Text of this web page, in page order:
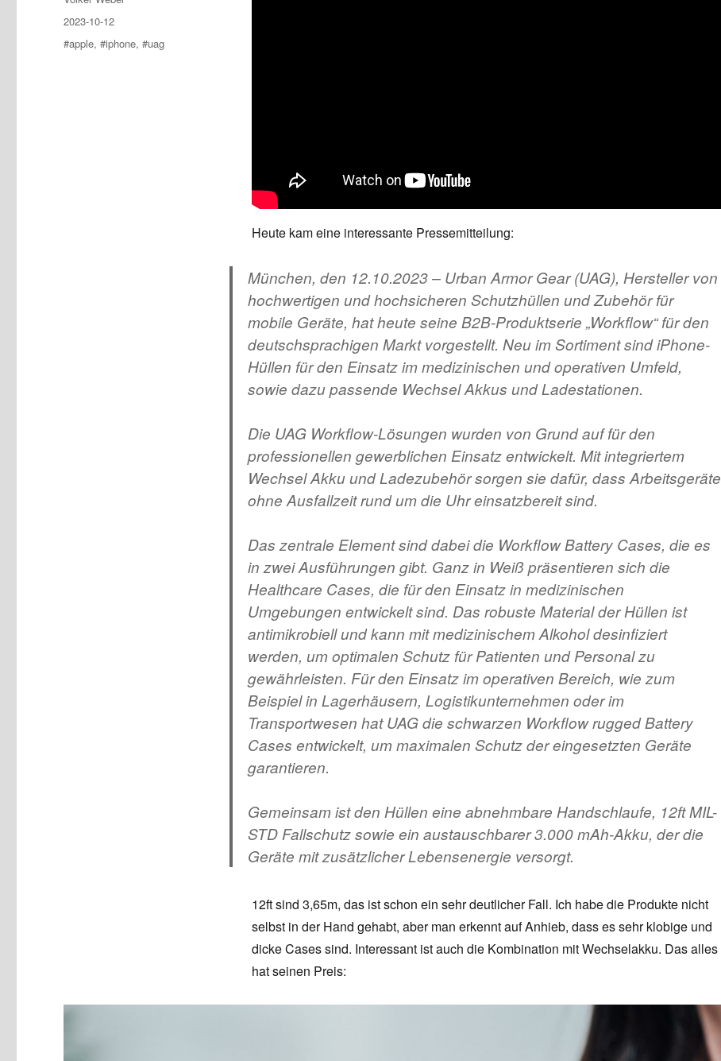
Heute kam eine interessante Pressemitteilung:
München, den 12.10.2023 – Urban Armor Gear (UAG), Hersteller von
hochwertigen und hochsicheren Schutzhüllen und Zubehör für
mobile Geräte, hat heute seine B2B-Produktserie „Workflow“ für den
deutschsprachigen Markt vorgestellt. Neu im Sortiment sind iPhone-
Hüllen für den Einsatz im medizinischen und operativen Umfeld,
sowie dazu passende Wechsel Akkus und Ladestationen.
Die UAG Workflow-Lösungen wurden von Grund auf für den
professionellen gewerblichen Einsatz entwickelt. Mit integriertem
Wechsel Akku und Ladezubehör sorgen sie dafür, dass Arbeitsgeräte
ohne Ausfallzeit rund um die Uhr einsatzbereit sind.
Das zentrale Element sind dabei die Workflow Battery Cases, die es
in zwei Ausführungen gibt. Ganz in Weiß präsentieren sich die
Healthcare Cases, die für den Einsatz in medizinischen
Umgebungen entwickelt sind. Das robuste Material der Hüllen ist
antimikrobiell und kann mit medizinischem Alkohol desinfiziert
werden, um optimalen Schutz für Patienten und Personal zu
gewährleisten. Für den Einsatz im operativen Bereich, wie zum
Beispiel in Lagerhäusern, Logistikunternehmen oder im
Transportwesen hat UAG die schwarzen Workflow rugged Battery
Cases entwickelt, um maximalen Schutz der eingesetzten Geräte
garantieren.
Gemeinsam ist den Hüllen eine abnehmbare Handschlaufe, 12ft MIL-
STD Fallschutz sowie ein austauschbarer 3.000 mAh-Akku, der die
Geräte mit zusätzlicher Lebensenergie versorgt.
12ft sind 3,65m, das ist schon ein sehr deutlicher Fall. Ich habe die Produkte nicht
selbst in der Hand gehabt, aber man erkennt auf Anhieb, dass es sehr klobige und
dicke Cases sind. Interessant ist auch die Kombination mit Wechselakku. Das alles
hat seinen Preis:
Posted
on
2023-10-12
Tags
#apple,#iphone,#uag